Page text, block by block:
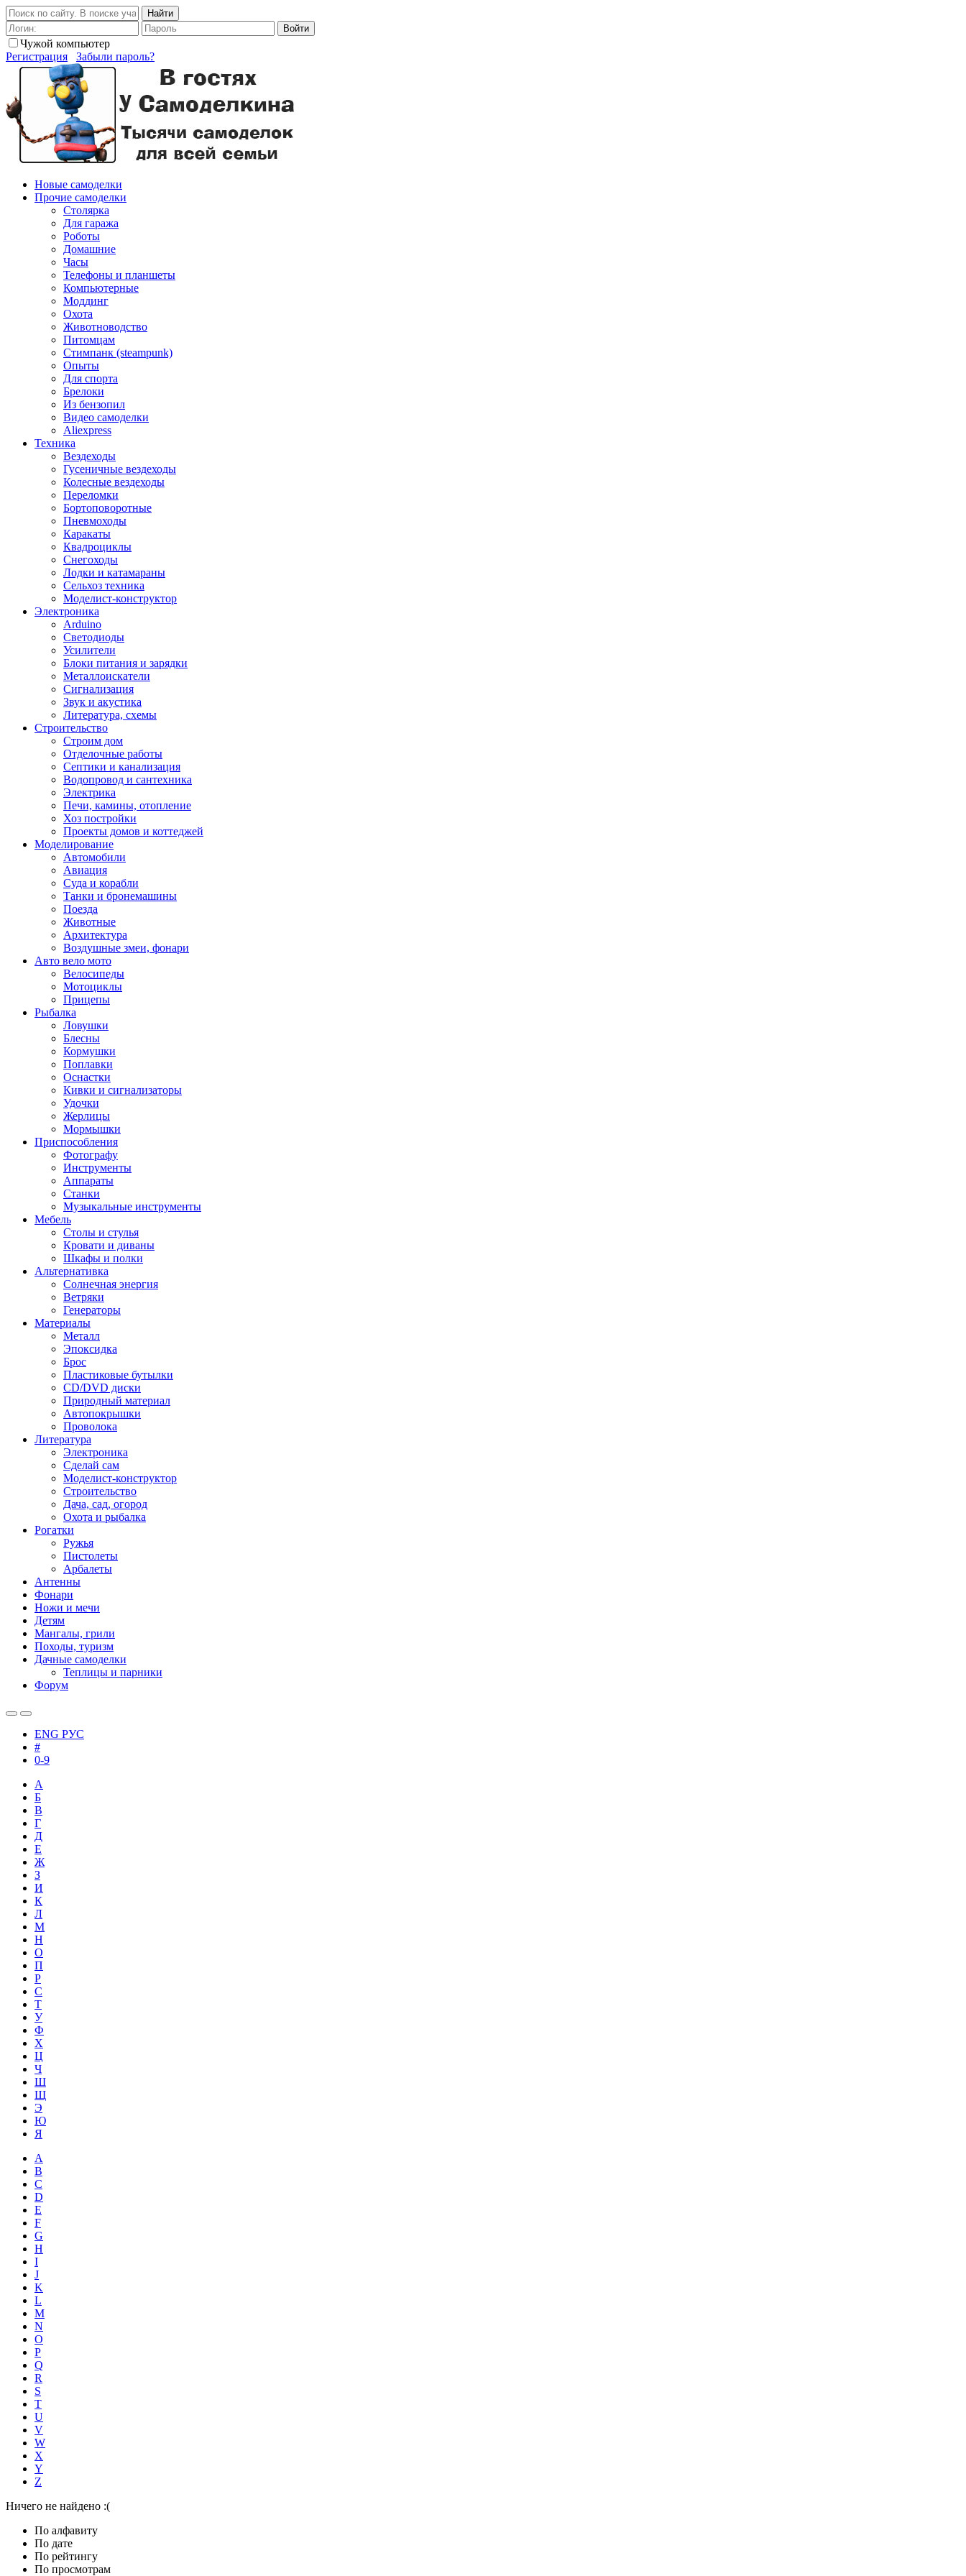
Найти
Войти
Чужой компьютер
Регистрация
Забыли пароль?
Новые самоделки
Прочие самоделки
Столярка
Для гаража
Роботы
Домашние
Часы
Телефоны и планшеты
Компьютерные
Моддинг
Охота
Животноводство
Питомцам
Стимпанк (steampunk)
Опыты
Для спорта
Брелоки
Из бензопил
Видео самоделки
Aliexpress
Техника
Вездеходы
Гусеничные вездеходы
Колесные вездеходы
Переломки
Бортоповоротные
Пневмоходы
Каракаты
Квадроциклы
Снегоходы
Лодки и катамараны
Сельхоз техника
Моделист-конструктор
Электроника
Arduino
Светодиоды
Усилители
Блоки питания и зарядки
Металлоискатели
Сигнализация
Звук и акустика
Литература, схемы
Строительство
Строим дом
Отделочные работы
Септики и канализация
Водопровод и сантехника
Электрика
Печи, камины, отопление
Хоз постройки
Проекты домов и коттеджей
Моделирование
Автомобили
Авиация
Суда и корабли
Танки и бронемашины
Поезда
Животные
Архитектура
Воздушные змеи, фонари
Авто вело мото
Велосипеды
Мотоциклы
Прицепы
Рыбалка
Ловушки
Блесны
Кормушки
Поплавки
Оснастки
Кивки и сигнализаторы
Удочки
Жерлицы
Мормышки
Приспособления
Фотографу
Инструменты
Аппараты
Станки
Музыкальные инструменты
Мебель
Столы и стулья
Кровати и диваны
Шкафы и полки
Альтернативка
Солнечная энергия
Ветряки
Генераторы
Материалы
Металл
Эпоксидка
Брос
Пластиковые бутылки
CD/DVD диски
Природный материал
Автопокрышки
Проволока
Литература
Электроника
Сделай сам
Моделист-конструктор
Строительство
Дача, сад, огород
Охота и рыбалка
Рогатки
Ружья
Пистолеты
Арбалеты
Антенны
Фонари
Ножи и мечи
Детям
Мангалы, грили
Походы, туризм
Дачные самоделки
Теплицы и парники
Форум
ENG РУС
#
0-9
А
Б
В
Г
Д
Е
Ж
З
И
К
Л
М
Н
О
П
Р
С
Т
У
Ф
Х
Ц
Ч
Ш
Щ
Э
Ю
Я
A
B
C
D
E
F
G
H
I
J
K
L
M
N
O
P
Q
R
S
T
U
V
W
X
Y
Z
Ничего не найдено :(
По алфавиту
По дате
По рейтингу
По просмотрам